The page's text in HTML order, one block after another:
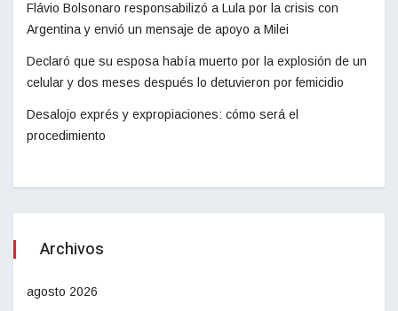
Flávio Bolsonaro responsabilizó a Lula por la crisis con
Argentina y envió un mensaje de apoyo a Milei
Declaró que su esposa había muerto por la explosión de un
celular y dos meses después lo detuvieron por femicidio
Desalojo exprés y expropiaciones: cómo será el
procedimiento
Archivos
agosto 2026